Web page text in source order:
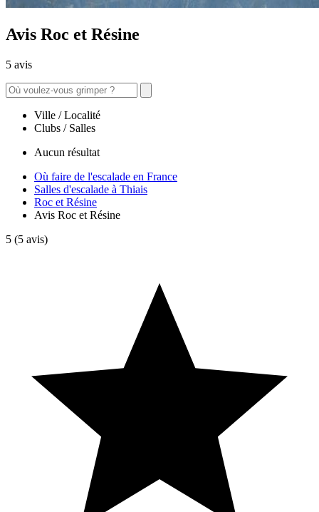
Avis Roc et Résine
5 avis
Ville / Localité
Clubs / Salles
Aucun résultat
Où faire de l'escalade en France
Salles d'escalade à Thiais
Roc et Résine
Avis Roc et Résine
5 (5 avis)